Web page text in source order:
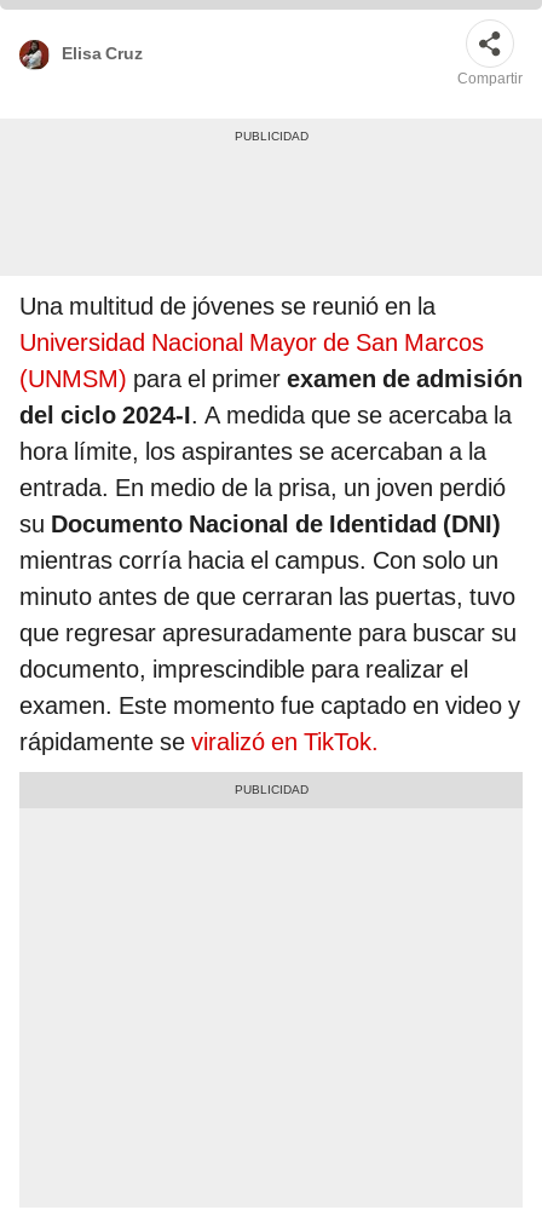
Elisa Cruz
Compartir
Una multitud de jóvenes se reunió en la
Universidad Nacional Mayor de San Marcos
(UNMSM) para el primer examen de admisión
del ciclo 2024-I. A medida que se acercaba la
hora límite, los aspirantes se acercaban a la
entrada. En medio de la prisa, un joven perdió
su Documento Nacional de Identidad (DNI)
mientras corría hacia el campus. Con solo un
minuto antes de que cerraran las puertas, tuvo
que regresar apresuradamente para buscar su
documento, imprescindible para realizar el
examen. Este momento fue captado en video y
rápidamente se viralizó en TikTok.